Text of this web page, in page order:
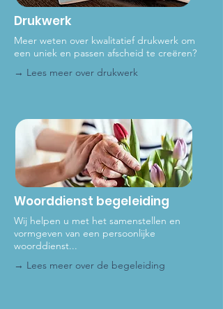
Drukwerk
Meer weten over kwalitatief drukwerk om
een uniek en passen afscheid te creëren?
→ Lees meer over drukwerk
Woorddienst begeleiding
Wij helpen u met het samenstellen en
vormgeven van een persoonlijke
woorddienst...
→ Lees meer over de begeleiding